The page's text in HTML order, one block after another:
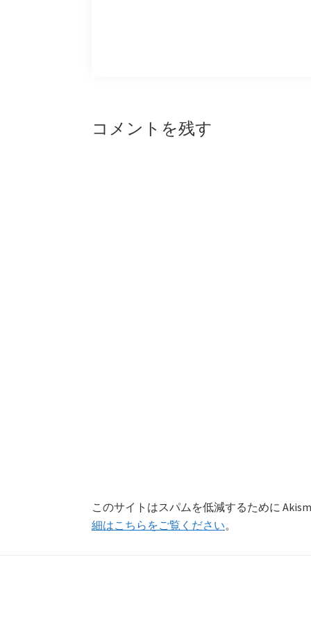
Reader
コメントを残す
このサイトはスパムを低減するために
細はこちらをご覧ください。